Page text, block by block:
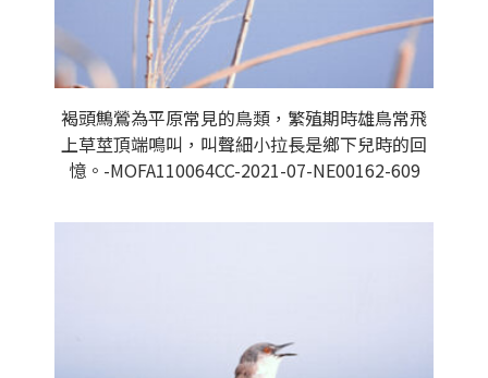
褐頭鷦鶯為平原常見的鳥類，繁殖期時雄鳥常飛
上草莖頂端鳴叫，叫聲細小拉長是鄉下兒時的回
憶。-MOFA110064CC-2021-07-NE00162-609